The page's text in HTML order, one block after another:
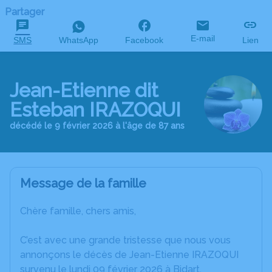
Partager
SMS WhatsApp Facebook E-mail Lien
Jean-Etienne dit
Esteban IRAZOQUI
décédé le 9 février 2026 à l'âge de 87 ans
Message de la famille
Chère famille, chers amis,
C’est avec une grande tristesse que nous vous
annonçons le décès de Jean-Etienne IRAZOQUI
survenu le lundi 09 février 2026 à Bidart.